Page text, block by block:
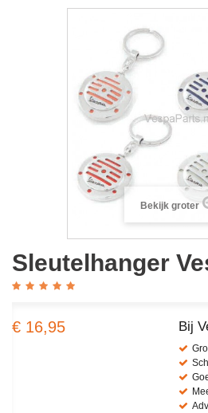
Bekijk groter
Sleutelhanger
€ 16,95 Bij